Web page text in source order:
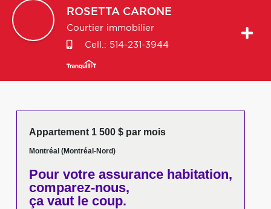
ROSETTA CARONE
Courtier immobilier
Cell.: 514-231-3944
Appartement 1 500 $ par mois
Montréal (Montréal-Nord)
Pour votreassurance habitation,
comparez-nous,
ça vaut le coup.